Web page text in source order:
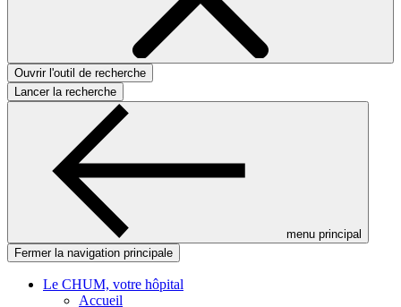
Ouvrir l'outil de recherche
Lancer la recherche
menu principal
Fermer la navigation principale
Le CHUM, votre hôpital
Accueil